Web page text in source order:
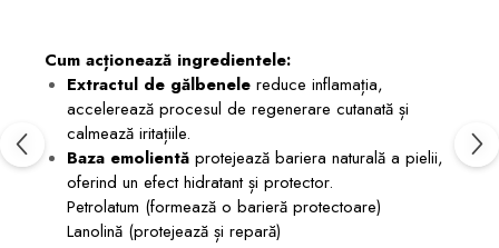
Cum acționează ingredientele:
Extractul de gălbenele reduce inflamația,
accelerează procesul de regenerare cutanată și
calmează iritațiile.
Baza emolientă protejează bariera naturală a pielii,
oferind un efect hidratant și protector.
Petrolatum (formează o barieră protectoare)
Lanolină (protejează și repară)